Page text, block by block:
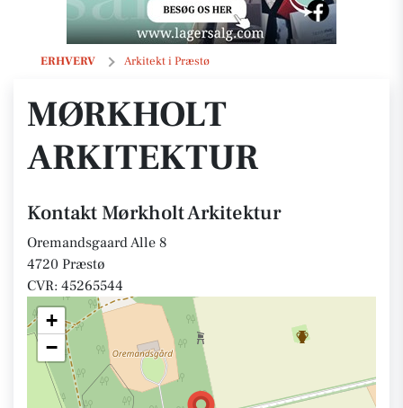
ERHVERV Arkitekt i Præstø
Mørkholt Arkitektur
MØRKHOLT
ARKITEKTUR
Kontakt Mørkholt Arkitektur
Oremandsgaard Alle 8
4720 Præstø
CVR: 45265544
+
−